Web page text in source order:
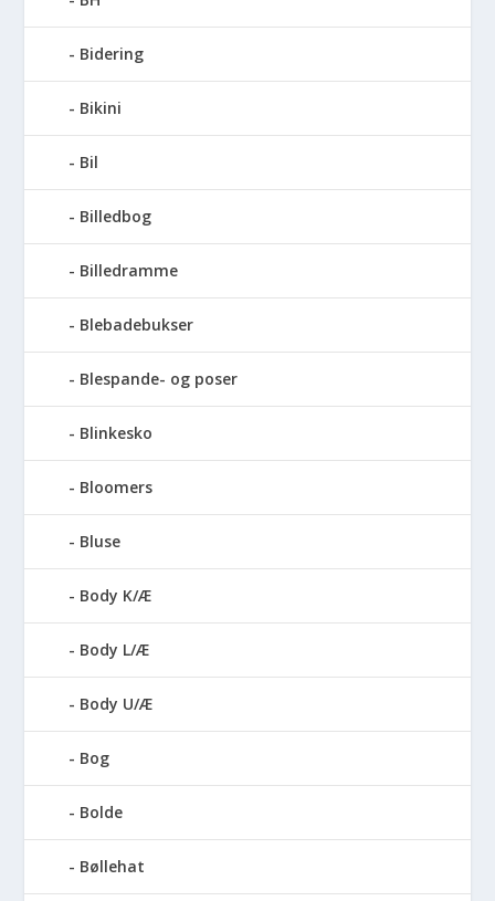
Bidering
Bikini
Bil
Billedbog
Billedramme
Blebadebukser
Blespande- og poser
Blinkesko
Bloomers
Bluse
Body K/Æ
Body L/Æ
Body U/Æ
Bog
Bolde
Bøllehat